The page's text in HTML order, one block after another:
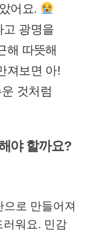
어요.
고 광명을
해 따뜻해
져보면 아!
것처럼
야 할까요?
으로 만들어져
러워요. 민감